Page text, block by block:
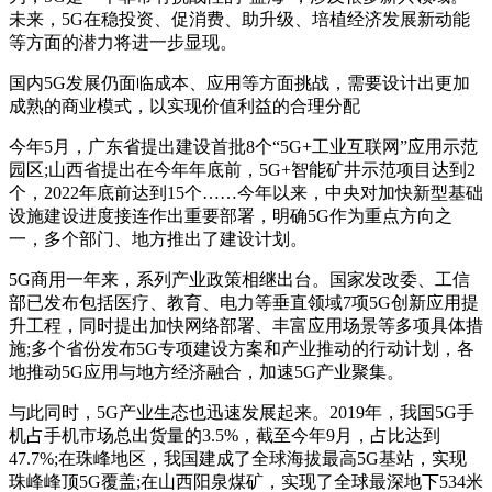
未来，5G在稳投资、促消费、助升级、培植经济发展新动能
等方面的潜力将进一步显现。
国内5G发展仍面临成本、应用等方面挑战，需要设计出更加
成熟的商业模式，以实现价值利益的合理分配
今年5月，广东省提出建设首批8个“5G+工业互联网”应用示范
园区;山西省提出在今年年底前，5G+智能矿井示范项目达到2
个，2022年底前达到15个……今年以来，中央对加快新型基础
设施建设进度接连作出重要部署，明确5G作为重点方向之
一，多个部门、地方推出了建设计划。
5G商用一年来，系列产业政策相继出台。国家发改委、工信
部已发布包括医疗、教育、电力等垂直领域7项5G创新应用提
升工程，同时提出加快网络部署、丰富应用场景等多项具体措
施;多个省份发布5G专项建设方案和产业推动的行动计划，各
地推动5G应用与地方经济融合，加速5G产业聚集。
与此同时，5G产业生态也迅速发展起来。2019年，我国5G手
机占手机市场总出货量的3.5%，截至今年9月，占比达到
47.7%;在珠峰地区，我国建成了全球海拔最高5G基站，实现
珠峰峰顶5G覆盖;在山西阳泉煤矿，实现了全球最深地下534米